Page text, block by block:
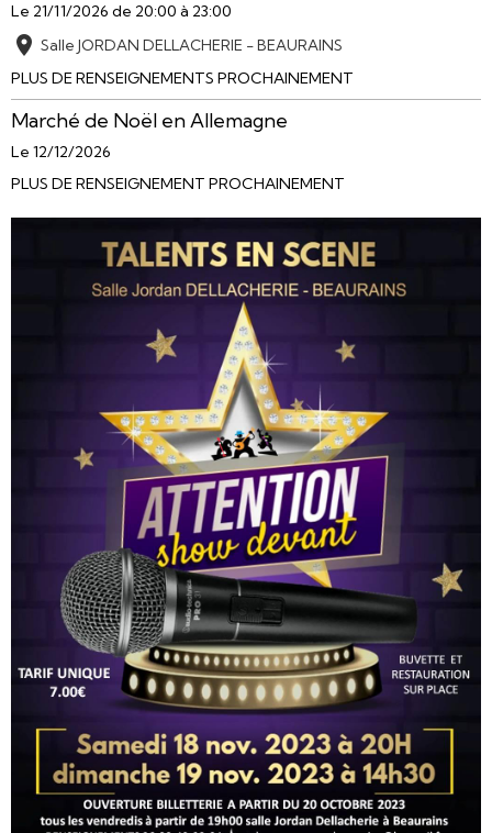
Le 21/11/2026 de 20:00 à 23:00
Salle JORDAN DELLACHERIE - BEAURAINS
PLUS DE RENSEIGNEMENTS PROCHAINEMENT
Marché de Noël en Allemagne
Le 12/12/2026
PLUS DE RENSEIGNEMENT PROCHAINEMENT